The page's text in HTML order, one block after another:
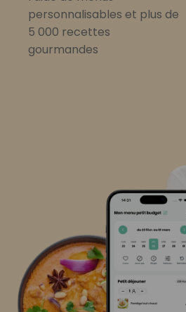
personnalisables et plus de
5 000 recettes
gourmandes